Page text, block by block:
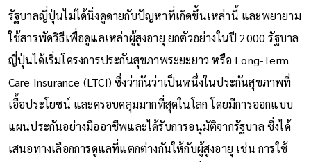
รัฐบาลญี่ปุ่นไม่ได้นิ่งดูดายกับปัญหาที่เกิดขึ้นเหล่านี้ และพยายาม
ใช้สารพัดวิธีเพื่อดูแลเหล่าผู้สูงอายุ ยกตัวอย่างในปี 2000 รัฐบาล
ญี่ปุ่นได้เริ่มโครงการประกันสุขภาพระยะยาว หรือ Long-Term
Care Insurance (LTCI) ซึ่งว่ากันว่าเป็นหนึ่งในประกันสุขภาพที่
เอื้อประโยชน์ และครอบคลุมมากที่สุดในโลก โดยมีการออกแบบ
แผนประกันอย่างมืออาชีพและได้รับการอนุมัติจากรัฐบาล ซึ่งได้
เสนอทางเลือกการดูแลที่แตกต่างกันให้กับผู้สูงอายุ เช่น การใช้